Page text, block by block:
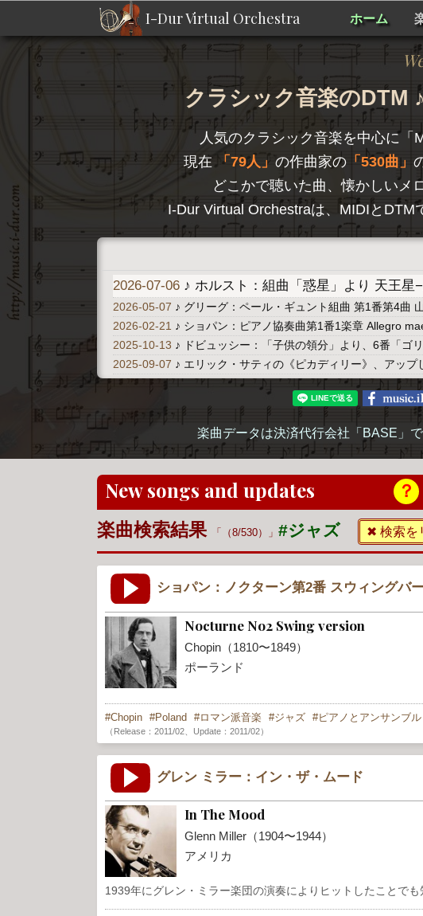
I-Dur Virtual Orchestra ホーム
クラシック音楽のDTM ♪
人気のクラシック音楽を中心に「
現在
79人 の作曲家の 530曲
どこかで聴いた曲、懐かしいメ
I-Dur Virtual Orchestraは、MIDIとDTM
2026-07-06 ♪ ホルスト：組曲「惑星」より 天王星
2026-05-07 ♪ グリーグ：ペール・ギュント組曲 第1番第4曲
2026-02-21 ♪ ショパン：ピアノ協奏曲第1番1楽章 Allegro
2025-10-13 ♪ ドビュッシー：「子供の領分」より、6番「ゴ
2025-09-07 ♪ エリック・サティの《ピカディリー》、アップ
楽曲データは決済代行会社「BASE」
New songs and updates ？
楽曲検索結果 （8/530） #ジャズ ✖ 検索を
ショパン：ノクターン第2番 スウィングバ
Nocturne No2 Swing version
Chopin（1810〜1849）
ポーランド
Chopin Poland ロマン派音楽 ジャズ ピアノとアンサンブル
（Release：2011/02、Update：2011/02）
グレン ミラー：イン・ザ・ムード
In The Mood
Glenn Miller（1904〜1944）
アメリカ
1939年にグレン・ミラー楽団の演奏によりヒットしたことで